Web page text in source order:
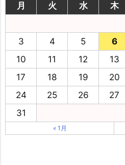
月
火 水 木
3
4 5 6
10
11 12 13
17
18 19 20
24
25 26 27
31
« 1月